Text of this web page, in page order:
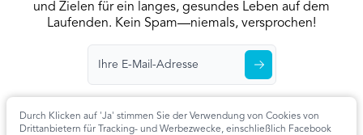
Durch Klicken auf 'Ja' stimmen Sie der Verwendung von Cookies von
Drittanbietern für Tracking- und Werbezwecke, einschließlich Facebook
und Zielen für ein langes, gesundes Leben auf dem
Laufenden. Kein Spam—niemals, versprochen!